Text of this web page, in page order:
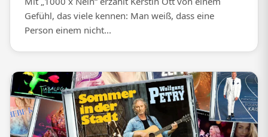
Gefühl, das viele kennen: Man weiß, dass eine
Person einem nicht...